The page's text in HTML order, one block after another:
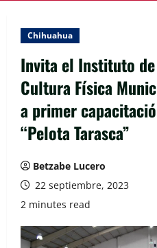
Chihuahua
Invita el Instituto de
Cultura Física
a primer
“Pelota Tarasca”
Betzabe Lucero
22 septiembre, 2023
2 minutes read